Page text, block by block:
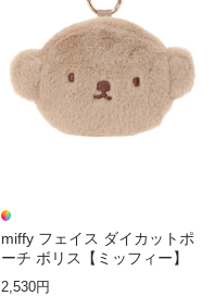
miffy フェイス ダイカットポ
ーチ ボリス【ミッフィー】
2,530円